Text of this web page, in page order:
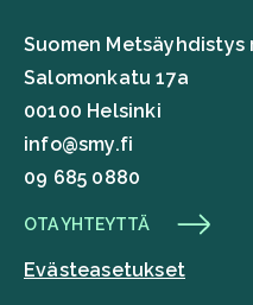
Suomen Metsäyhdistys
Salomonkatu 17a
00100 Helsinki
info@smy.fi
09 685 0880
OTA YHTEYTTÄ
Evästeasetukset